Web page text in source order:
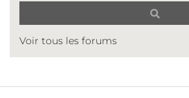
Voir tous les forums